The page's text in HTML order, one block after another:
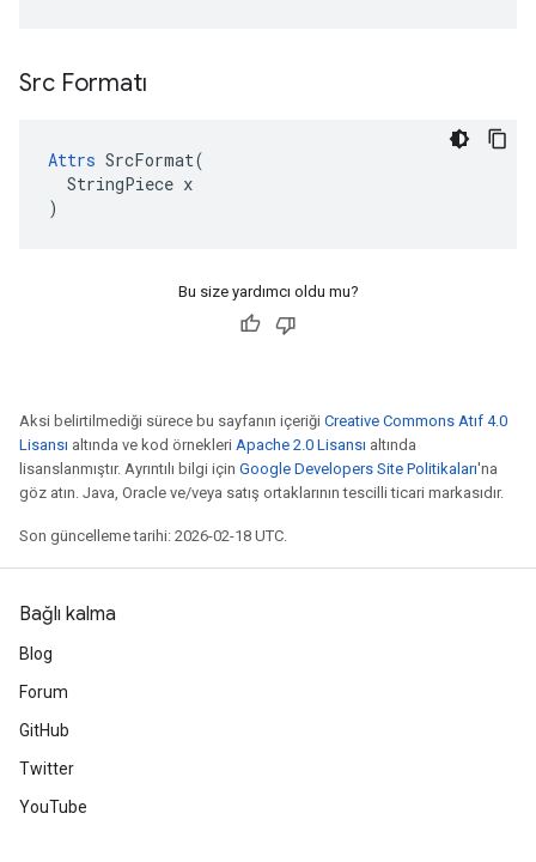
Src Formatı
Attrs SrcFormat(
  StringPiece x
)
Bu size yardımcı oldu mu?
Aksi belirtilmediği sürece bu sayfanın içeriği Creative Commons Atıf 4.0
Lisansı altında ve kod örnekleri Apache 2.0 Lisansı altında
lisanslanmıştır. Ayrıntılı bilgi için Google Developers Site Politikaları'na
göz atın. Java, Oracle ve/veya satış ortaklarının tescilli ticari markasıdır.
Son güncelleme tarihi: 2026-02-18 UTC.
Bağlı kalma
Blog
Forum
GitHub
Twitter
YouTube